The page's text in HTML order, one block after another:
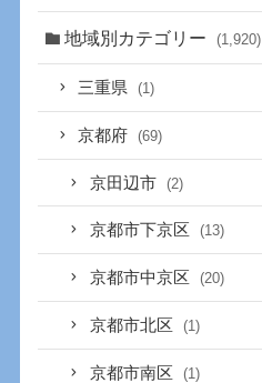
地域別カテゴリー (1,920)
三重県 (1)
京都府 (69)
京田辺市 (2)
京都市下京区 (13)
京都市中京区 (20)
京都市北区 (1)
京都市南区 (1)